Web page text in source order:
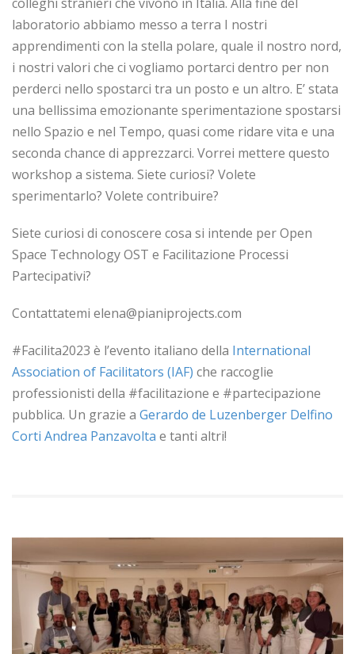
laboratorio abbiamo messo a terra I nostri
apprendimenti con la stella polare, quale il nostro nord,
i nostri valori che ci vogliamo portarci dentro per non
perderci nello spostarci tra un posto e un altro. E’ stata
una bellissima emozionante sperimentazione spostarsi
nello Spazio e nel Tempo, quasi come ridare vita e una
seconda chance di apprezzarci. Vorrei mettere questo
workshop a sistema. Siete curiosi? Volete
sperimentarlo? Volete contribuire?
Siete curiosi di conoscere cosa si intende per Open
Space Technology OST e Facilitazione Processi
Partecipativi?
Contattatemi elena@pianiprojects.com
#Facilita2023 è l’evento italiano della International
Association of Facilitators (IAF) che raccoglie
professionisti della #facilitazione e #partecipazione
pubblica. Un grazie a Gerardo de Luzenberger Delfino
Corti Andrea Panzavolta e tanti altri!